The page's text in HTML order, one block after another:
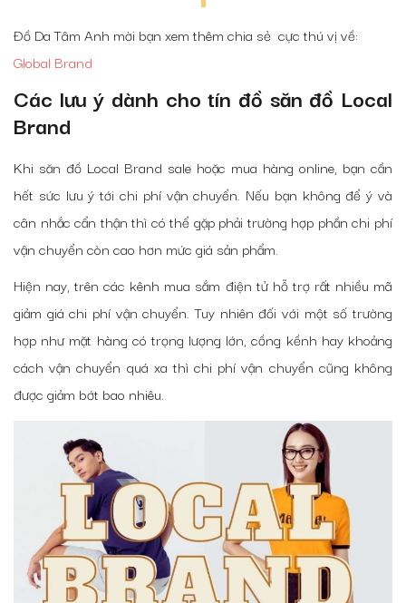
Đồ Da Tâm Anh mời bạn xem thêm chia sẻ cực thú vị về:
Global Brand
Các lưu ý dành cho tín đồ săn đồ Local
Brand
Khi săn đồ Local Brand sale hoặc mua hàng online, bạn cần
hết sức lưu ý tới chi phí vận chuyển. Nếu bạn không để ý và
cân nhắc cẩn thận thì có thể gặp phải trường hợp phần chi phí
vận chuyển còn cao hơn mức giá sản phẩm.
Hiện nay, trên các kênh mua sắm điện tử hỗ trợ rất nhiều mã
giảm giá chi phí vận chuyển. Tuy nhiên đối với một số trường
hợp như mặt hàng có trọng lượng lớn, cồng kềnh hay khoảng
cách vận chuyển quá xa thì chi phí vận chuyển cũng không
được giảm bớt bao nhiêu.